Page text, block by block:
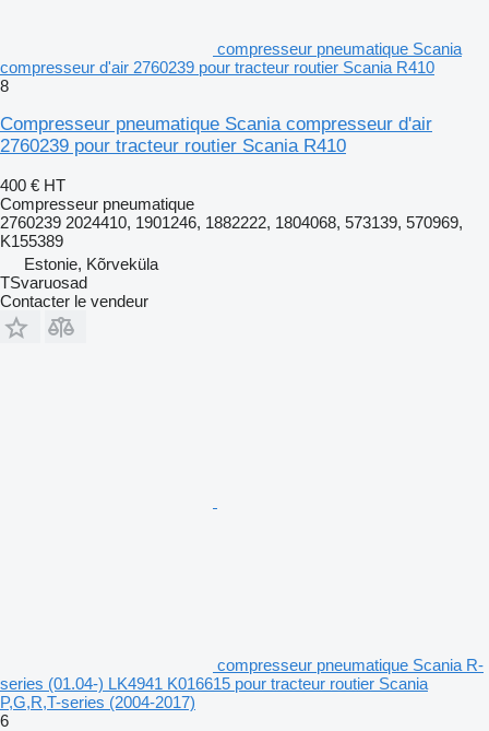
compresseur pneumatique Scania
compresseur d'air 2760239 pour tracteur routier Scania R410
8
Compresseur pneumatique Scania compresseur d'air
2760239 pour tracteur routier Scania R410
400 € HT
Compresseur pneumatique
2760239 2024410, 1901246, 1882222, 1804068, 573139, 570969,
K155389
Estonie, Kõrveküla
TSvaruosad
Contacter le vendeur
compresseur pneumatique Scania R-
series (01.04-) LK4941 K016615 pour tracteur routier Scania
P,G,R,T-series (2004-2017)
6